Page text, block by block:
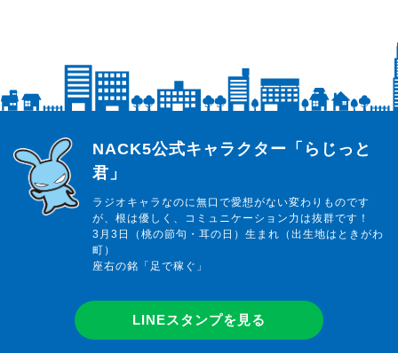
★「ディスカバー大の喜利」
なぜだか早朝になるとディスカバーしたくなる保井がお届け
する、日本イチ早起きな大喜利コーナー！
今回のお題は…
『えぇ、それで!? 保井が炎上したまさかのポストとは!?』
らじっと君
NACK5公式キャラクター「らじっと
君」
ラジオキャラなのに無口で愛想がない変わりものです
が、根は優しく、コミュニケーション力は抜群です！
3月3日（桃の節句・耳の日）生まれ（出生地はときがわ
町）
座右の銘「足で稼ぐ」
LINEスタンプを見る